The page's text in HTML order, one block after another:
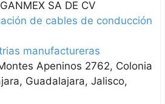
SA DE CV
de cables de conducción
manufactureras
Apeninos 2762, Colonia
Guadalajara Jalisco